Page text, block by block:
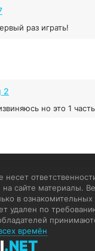
раз играть!
2
но это 1 часть
не для пк какого
космические
Эмулятора
стадии
.NET
несет
сайте материалы.
в
удален по
времён